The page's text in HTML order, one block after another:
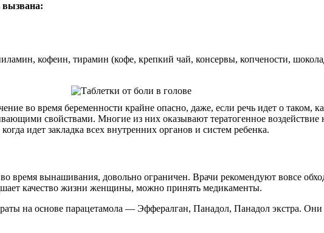
вызвана:
кофеин, тирамин (кофе, крепкий чай, консервы, копчености,
во время беременности крайне опасно, даже, если речь идет о таком,
свойствами. Многие из них оказывают тератогенное
идет закладка всех внутренних органов и систем ребенка.
время вынашивания, довольно ограничен. Врачи рекомендуют вовсе
качество жизни женщины, можно принять медикаменты.
на основе парацетамола — Эффералган, Панадол, Панадол экстра.